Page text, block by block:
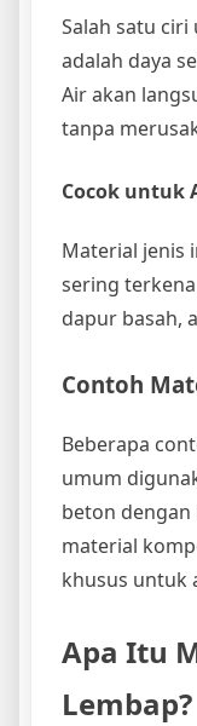
Salah satu
adalah daya
Air akan
tanpa
Cocok untuk
Material jenis
sering
dapur basah,
Contoh
Beberapa
umum
beton
material
khusus untuk
Apa Itu
Lembap?